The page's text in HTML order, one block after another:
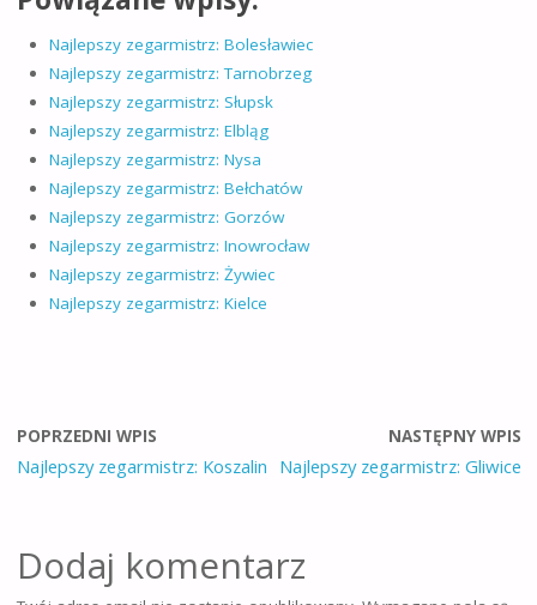
Najlepszy zegarmistrz: Bolesławiec
Najlepszy zegarmistrz: Tarnobrzeg
Najlepszy zegarmistrz: Słupsk
Najlepszy zegarmistrz: Elbląg
Najlepszy zegarmistrz: Nysa
Najlepszy zegarmistrz: Bełchatów
Najlepszy zegarmistrz: Gorzów
Najlepszy zegarmistrz: Inowrocław
Najlepszy zegarmistrz: Żywiec
Najlepszy zegarmistrz: Kielce
POPRZEDNI WPIS
Najlepszy zegarmistrz: Koszalin
NASTĘPNY WPIS
Najlepszy zegarmistrz: Gliwice
Dodaj komentarz